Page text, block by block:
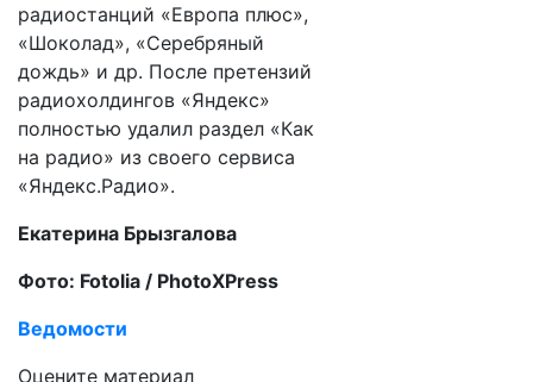
радиостанций «Европа плюс»,
«Шоколад», «Серебряный
дождь» и др. После претензий
радиохолдингов «Яндекс»
полностью удалил раздел «Как
на радио» из своего сервиса
«Яндекс.Радио».
Екатерина Брызгалова
Фото: Fotolia / PhotoXPress
Ведомости
Оцените материал